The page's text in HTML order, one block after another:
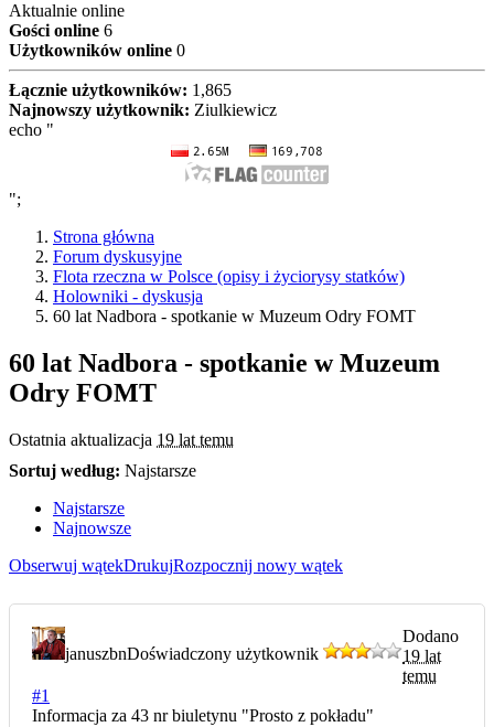
Aktualnie online
Gości online 6
Użytkowników online 0
Łącznie użytkowników: 1,865
Najnowszy użytkownik: Ziulkiewicz
echo "
";
Strona główna
Forum dyskusyjne
Flota rzeczna w Polsce (opisy i życiorysy statków)
Holowniki - dyskusja
60 lat Nadbora - spotkanie w Muzeum Odry FOMT
60 lat Nadbora - spotkanie w Muzeum
Odry FOMT
Ostatnia aktualizacja 19 lat temu
Sortuj według: Najstarsze
Najstarsze
Najnowsze
Obserwuj wątekDrukujRozpocznij nowy wątek
januszbnDoświadczony użytkownik
Dodano
19 lat
temu
#1
Informacja za 43 nr biuletynu "Prosto z pokładu"